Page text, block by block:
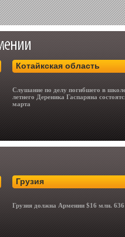
Котайкская область
Слушание по делу погибшего в
летнего Дереника Гаспаряна
марта
Грузия
Грузия должна Армении $16 млн.